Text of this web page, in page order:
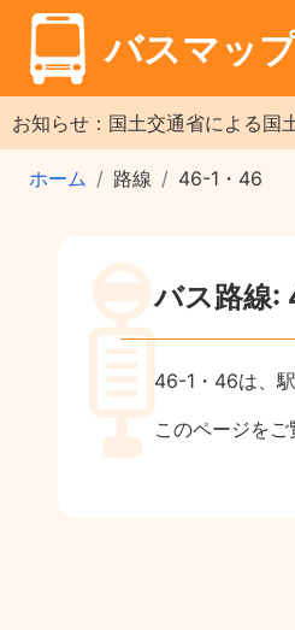
バスマッ
お知らせ：国土交通省による国
ホーム 路線 46-1・46
バス路線:
46-1・46は、
このページを